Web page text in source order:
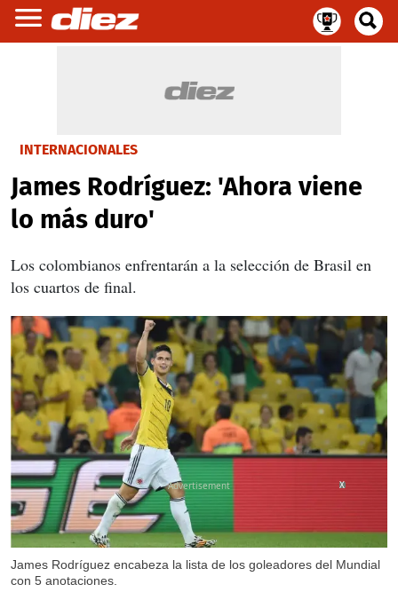
INTERNACIONALES
James Rodríguez: 'Ahora viene
lo más duro'
Los colombianos enfrentarán a la selección de Brasil en
los cuartos de final.
James Rodríguez encabeza la lista de los goleadores del Mundial
con 5 anotaciones.
X